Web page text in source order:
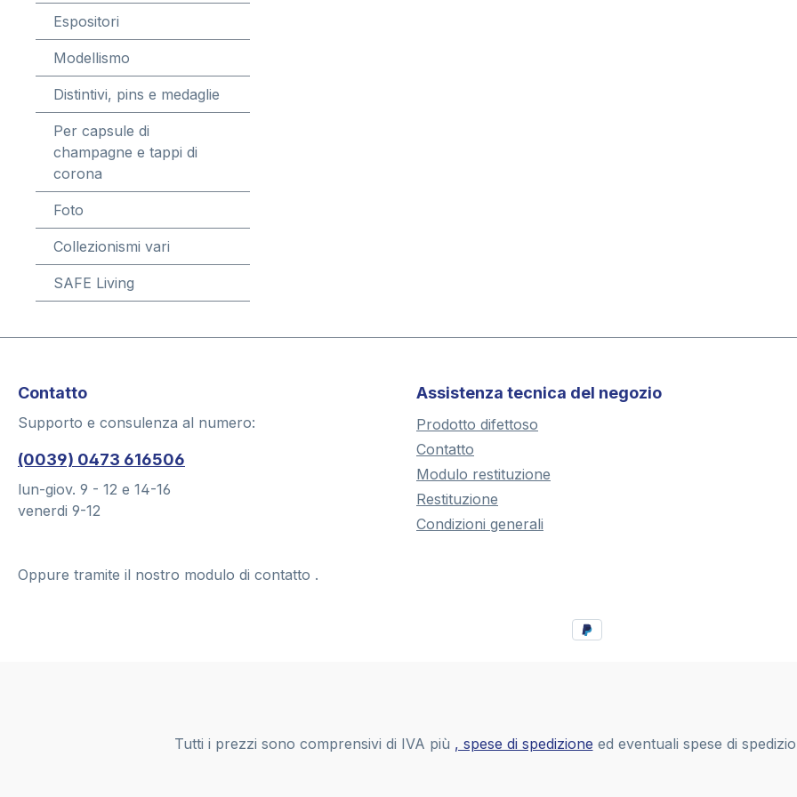
Espositori
Modellismo
Distintivi, pins e medaglie
Per capsule di
champagne e tappi di
corona
Foto
Collezionismi vari
SAFE Living
Contatto
Supporto e consulenza al numero:
(0039) 0473 616506
lun-giov. 9 - 12 e 14-16
venerdi 9-12
Oppure tramite il nostro modulo di contatto .
Assistenza tecnica del negozio
Prodotto difettoso
Contatto
Modulo restituzione
Restituzione
Condizioni generali
Tutti i prezzi sono comprensivi di IVA più , spese di spedizione ed eventuali spese di